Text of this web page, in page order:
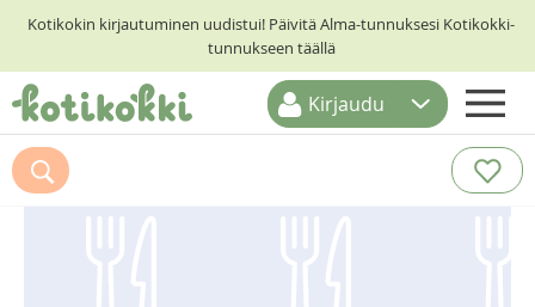
Kotikokin kirjautuminen uudistui! Päivitä Alma-tunnuksesi Kotikokki-
tunnukseen täällä
ETUSIVU
RESEPTIHAKU
Kirjaudu
Suosittelemme myös